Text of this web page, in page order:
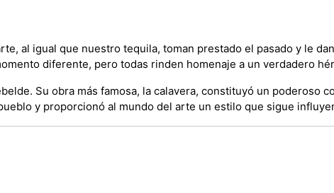
al igual que nuestro tequila, toman prestado el pasado y le
diferente, pero todas rinden homenaje a un verdadero
Su obra más famosa, la calavera, constituyó un poderoso
y proporcionó al mundo del arte un estilo que sigue